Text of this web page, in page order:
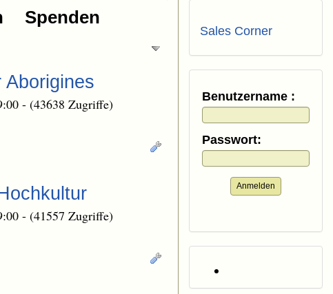
Spenden
- (43638 Zugriffe)
- (41557 Zugriffe)
Sales Corner
Benutzername :
Passwort:
Anmelden